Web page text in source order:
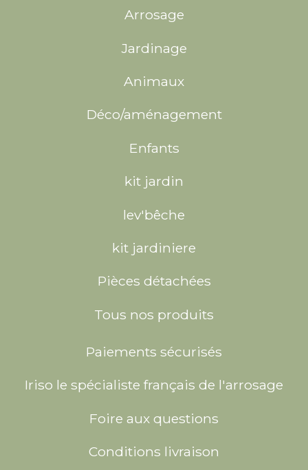
Arrosage
Jardinage
Animaux
Déco/aménagement
Enfants
kit jardin
lev'bêche
kit jardiniere
Pièces détachées
Tous nos produits
Paiements sécurisés
Iriso le spécialiste français de l'arrosage
Foire aux questions
Conditions livraison